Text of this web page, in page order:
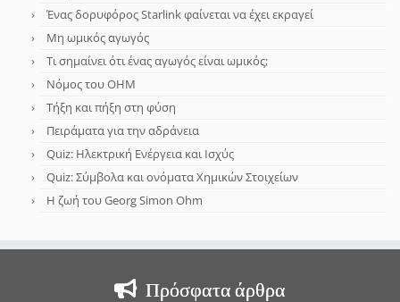
Ένας δορυφόρος Starlink φαίνεται να έχει εκραγεί
Μη ωμικός αγωγός
Τι σημαίνει ότι ένας αγωγός είναι ωμικός;
Νόμος του OHM
Τήξη και πήξη στη φύση
Πειράματα για την αδράνεια
Quiz: Ηλεκτρική Ενέργεια και Ισχύς
Quiz: Σύμβολα και ονόματα Χημικών Στοιχείων
Η ζωή του Georg Simon Ohm
Πρόσφατα άρθρα